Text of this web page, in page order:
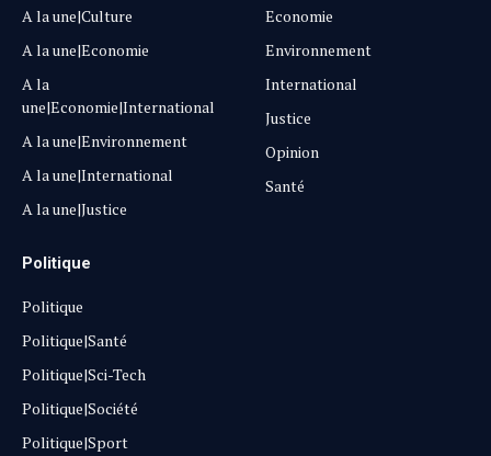
A la une|Culture
A la une|Economie
A la
une|Economie|International
A la une|Environnement
A la une|International
A la une|Justice
Economie
Environnement
International
Justice
Opinion
Santé
Politique
Politique
Politique|Santé
Politique|Sci-Tech
Politique|Société
Politique|Sport